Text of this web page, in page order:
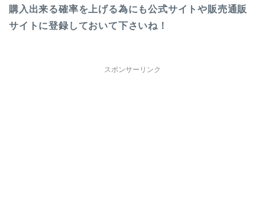
購入出来る確率を上げる為にも公式サイトや販売通販
サイトに登録しておいて下さいね！
スポンサーリンク